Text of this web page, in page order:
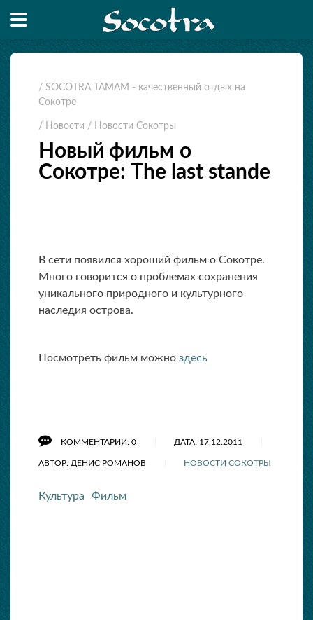
/ SOCOTRA TAMAM - качественный отдых на
Сокотре
/ Новости / Новости Сокотры
Новый фильм о
Сокотре: The last stande
В сети появился хороший фильм о Сокотре.
Много говорится о проблемах сохранения
уникального природного и культурного
наследия острова.
Посмотреть фильм можно здесь
КОММЕНТАРИИ: 0 ДАТА: 17.12.2011
АВТОР: ДЕНИС РОМАНОВ НОВОСТИ СОКОТРЫ
Культура Фильм